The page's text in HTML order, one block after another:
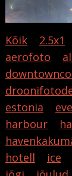
Kõik 2.5x1
aerofoto
estonia
harbour
hotell
ice